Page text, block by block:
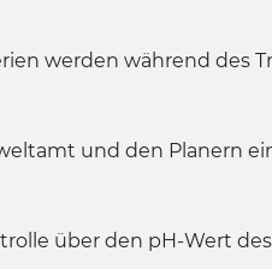
werden während des
und den Planern
über den pH-Wert